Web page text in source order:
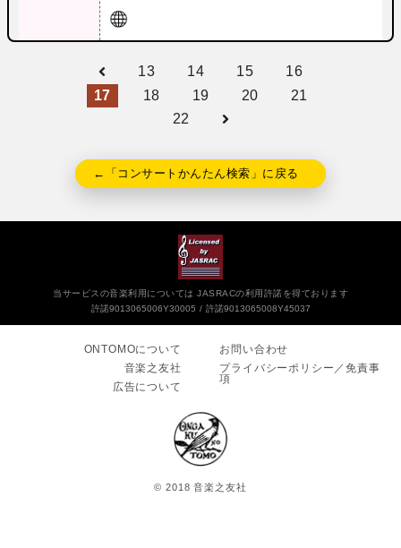
13 14 15
16
17
18 19 20
21
22
←「コンサートかんたん検索」に戻る
当サービスの音楽利用については JASRACの利用許諾を得ております
許諾9013065006Y30005
許諾9013065008Y45037
ONTOMOについて
音楽之友社
広告について
お問い合わせ
プライバシーポリシー／免責事
項
© 2018 音楽之友社